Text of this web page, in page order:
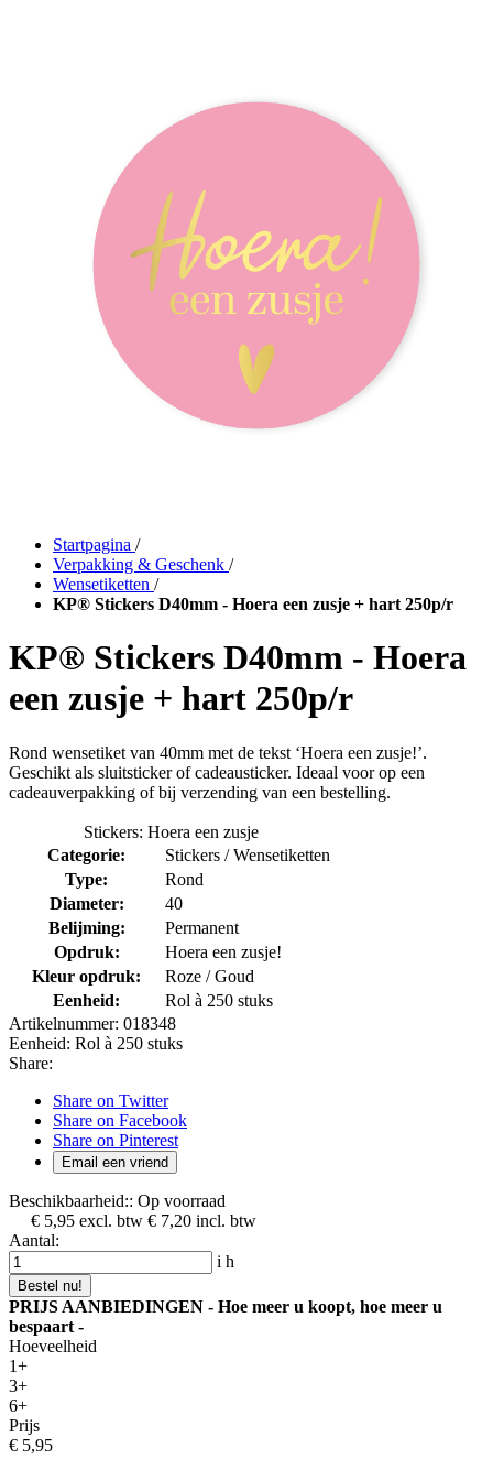
Startpagina /
Verpakking & Geschenk /
Wensetiketten /
KP® Stickers D40mm - Hoera een zusje + hart 250p/r
KP® Stickers D40mm - Hoera
een zusje + hart 250p/r
Rond wensetiket van 40mm met de tekst ‘Hoera een zusje!’.
Geschikt als sluitsticker of cadeausticker. Ideaal voor op een
cadeauverpakking of bij verzending van een bestelling.
Stickers: Hoera een zusje
Categorie:
Stickers / Wensetiketten
Type:
Rond
Diameter:
40
Belijming:
Permanent
Opdruk:
Hoera een zusje!
Kleur opdruk:
Roze / Goud
Eenheid:
Rol à 250 stuks
Artikelnummer: 018348
Eenheid: Rol à 250 stuks
Share:
Share on Twitter
Share on Facebook
Share on Pinterest
Email een vriend
Beschikbaarheid:: Op voorraad
€ 5,95 excl. btw € 7,20 incl. btw
Aantal:
i h
Bestel nu!
PRIJS AANBIEDINGEN - Hoe meer u koopt, hoe meer u
bespaart -
Hoeveelheid
1+
3+
6+
Prijs
€ 5,95